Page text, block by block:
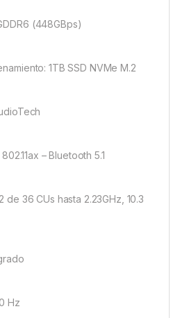
(448GBps)
1TB SSD NVMe M.2
– Bluetooth 5.1
de 36 CUs hasta 2.23GHz, 10.3
Hz